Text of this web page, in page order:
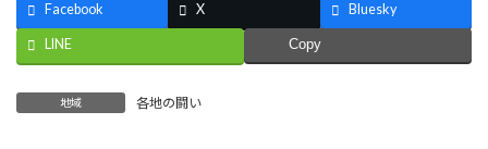
Facebook X Bluesky
LINE Copy
地域 各地の闘い